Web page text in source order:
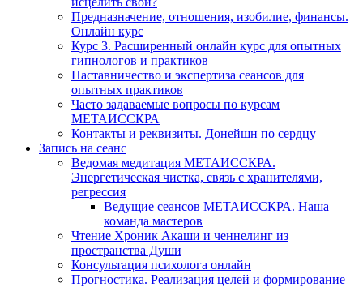
Предназначение, отношения, изобилие, финансы.
Онлайн курс
Курс 3. Расширенный онлайн курс для опытных
гипнологов и практиков
Наставничество и экспертиза сеансов для
опытных практиков
Часто задаваемые вопросы по курсам
МЕТАИССКРА
Контакты и реквизиты. Донейшн по сердцу
Запись на сеанс
Ведомая медитация МЕТАИССКРА.
Энергетическая чистка, связь с хранителями,
регрессия
Ведущие сеансов МЕТАИССКРА. Наша
команда мастеров
Чтение Хроник Акаши и ченнелинг из
пространства Души
Консультация психолога онлайн
Прогностика. Реализация целей и формирование